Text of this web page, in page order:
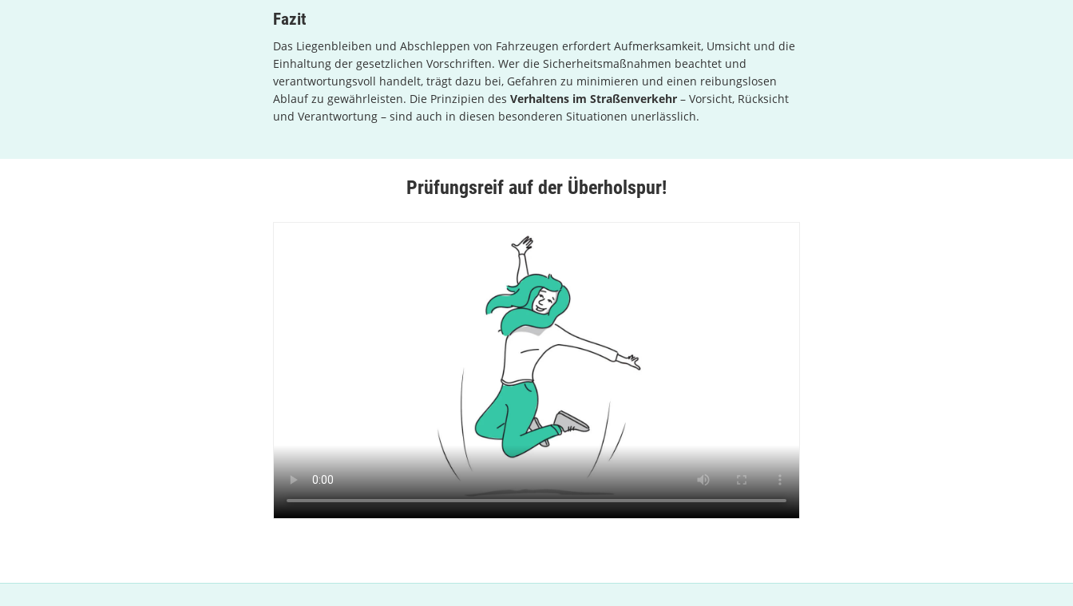
Fazit
Das Liegenbleiben und Abschleppen von Fahrzeugen erfordert Aufmerksamkeit, Umsicht und die
Einhaltung der gesetzlichen Vorschriften. Wer die Sicherheitsmaßnahmen beachtet und
verantwortungsvoll handelt, trägt dazu bei, Gefahren zu minimieren und einen reibungslosen
Ablauf zu gewährleisten. Die Prinzipien des Verhaltens im Straßenverkehr – Vorsicht, Rücksicht
und Verantwortung – sind auch in diesen besonderen Situationen unerlässlich.
Prüfungsreif auf der Überholspur!